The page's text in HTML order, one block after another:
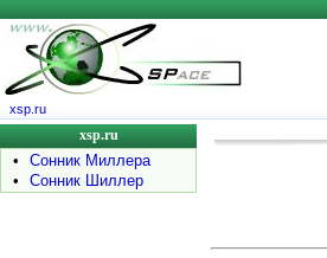
xsp.ru
xsp.ru
•
Сонник Миллера
•
Сонник Шиллер